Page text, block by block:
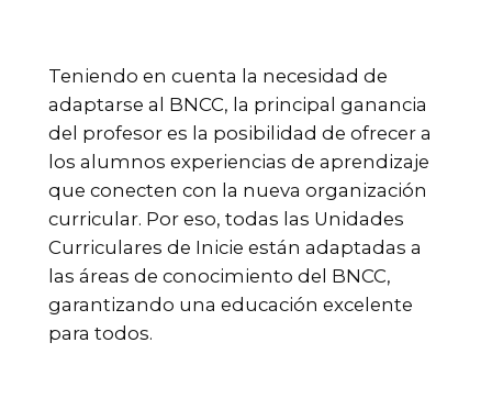
Teniendo en cuenta la necesidad de
adaptarse al BNCC, la principal ganancia
del profesor es la posibilidad de ofrecer a
los alumnos experiencias de aprendizaje
que conecten con la nueva organización
curricular. Por eso, todas las Unidades
Curriculares de Inicie están adaptadas a
las áreas de conocimiento del BNCC,
garantizando una educación excelente
para todos.